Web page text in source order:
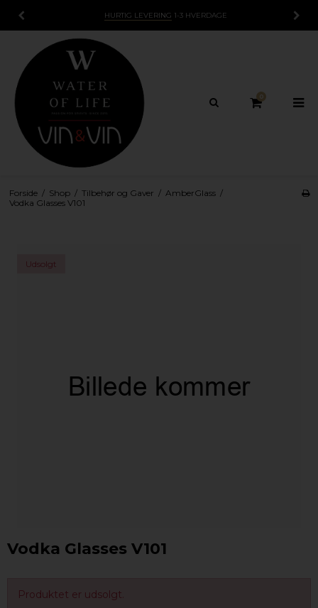
HURTIG LEVERING1-3 HVERDAGE
0
Forside / Shop / Tilbehør og Gaver / AmberGlass /
Vodka Glasses V101
Udsolgt
Vodka Glasses V101
Produktet er udsolgt.